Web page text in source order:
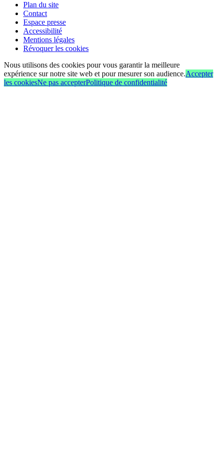
Plan du site
Contact
Espace presse
Accessibilité
Mentions légales
Révoquer les cookies
Nous utilisons des cookies pour vous garantir la meilleure
expérience sur notre site web et pour mesurer son audience.Accepter
les cookiesNe pas accepterPolitique de confidentialité